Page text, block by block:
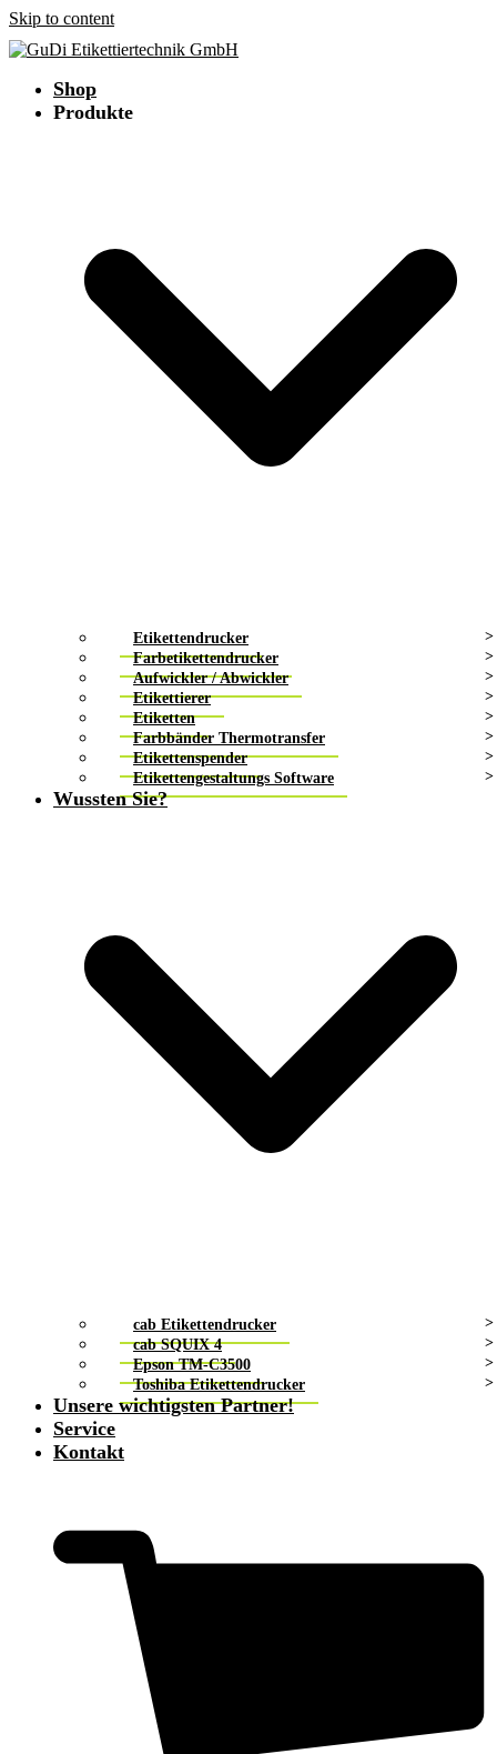
Skip to content
Shop
Produkte
Etikettendrucker
Farbetikettendrucker
Aufwickler / Abwickler
Etikettierer
Etiketten
Farbbänder Thermotransfer
Etikettenspender
Etikettengestaltungs Software
Wussten Sie?
cab Etikettendrucker
cab SQUIX 4
Epson TM-C3500
Toshiba Etikettendrucker
Unsere wichtigsten Partner!
Service
Kontakt